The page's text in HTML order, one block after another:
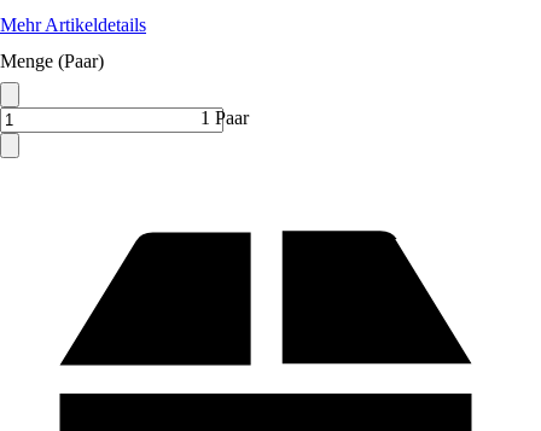
Mehr Artikeldetails
Menge (Paar)
1 Paar